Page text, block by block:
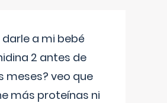
a mi bebé
2 antes de
meses? veo que
más proteínas ni